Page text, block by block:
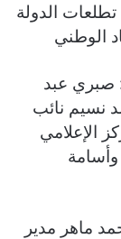
الدولة
الوطني
صبري عبد
نسيم نائب
الإعلامي
وأسامة
ماهر مدير